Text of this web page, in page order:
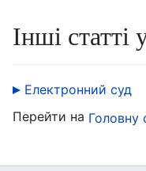
Інші статті
Електронний суд
Перейти на Головну